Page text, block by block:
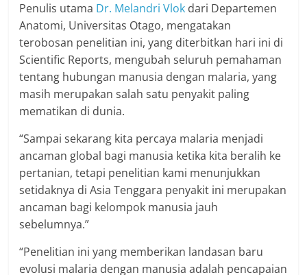
Penulis utama Dr. Melandri Vlok dari Departemen
Anatomi, Universitas Otago, mengatakan
terobosan penelitian ini, yang diterbitkan hari ini di
Scientific Reports, mengubah seluruh pemahaman
tentang hubungan manusia dengan malaria, yang
masih merupakan salah satu penyakit paling
mematikan di dunia.
“Sampai sekarang kita percaya malaria menjadi
ancaman global bagi manusia ketika kita beralih ke
pertanian, tetapi penelitian kami menunjukkan
setidaknya di Asia Tenggara penyakit ini merupakan
ancaman bagi kelompok manusia jauh
sebelumnya.”
“Penelitian ini yang memberikan landasan baru
evolusi malaria dengan manusia adalah pencapaian